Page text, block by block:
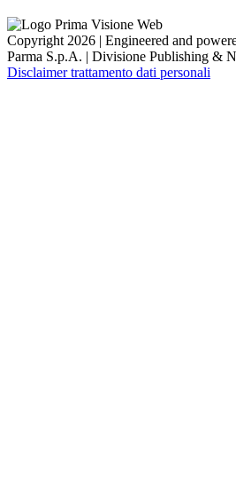
Copyright 2026 | Engineered and
Parma S.p.A. | Divisione Publishing &
Disclaimer trattamento dati personali